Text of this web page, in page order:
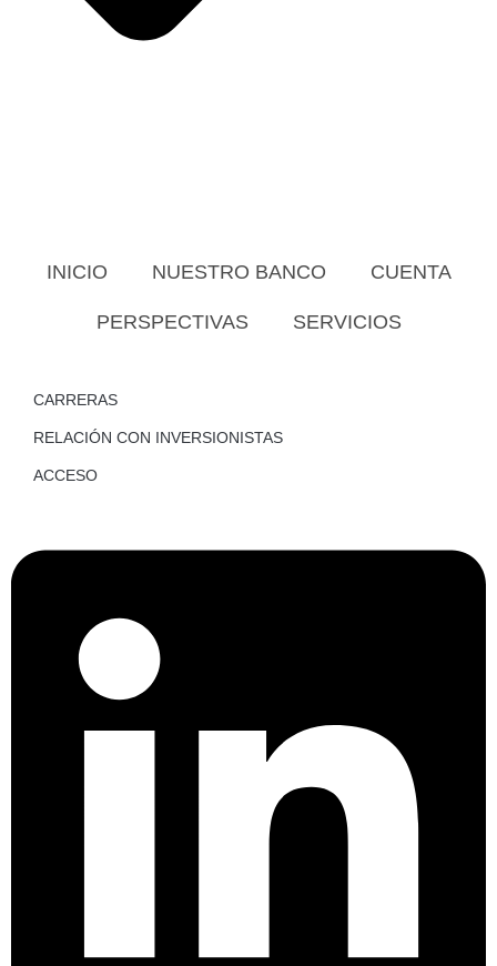
INICIO NUESTRO BANCO CUENTA
PERSPECTIVAS SERVICIOS
CARRERAS
RELACIÓN CON INVERSIONISTAS
ACCESO